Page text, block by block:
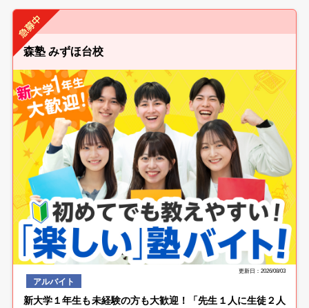
森塾 みずほ台校
更新日：2026/08/03
アルバイト
新大学１年生も未経験の方も大歓迎！「先生１人に生徒２人